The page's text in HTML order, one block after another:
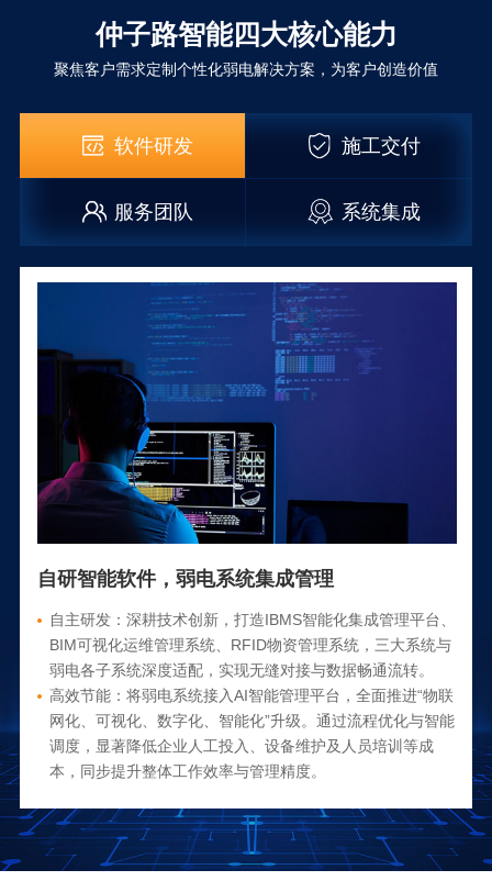
仲子路智能四大核心能力
聚焦客户需求定制个性化弱电解决方案，为客户创造价值
软件研发 施工交付
服务团队 系统集成
自研智能软件，弱电系统集成管理
自主研发：深耕技术创新，打造IBMS智能化集成管理平台、
BIM可视化运维管理系统、RFID物资管理系统，三大系统与
弱电各子系统深度适配，实现无缝对接与数据畅通流转。
高效节能：将弱电系统接入AI智能管理平台，全面推进“物联
网化、可视化、数字化、智能化”升级。通过流程优化与智能
调度，显著降低企业人工投入、设备维护及人员培训等成
本，同步提升整体工作效率与管理精度。